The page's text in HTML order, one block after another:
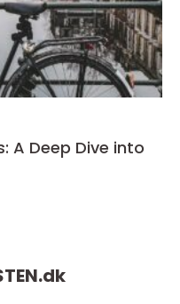
A Deep Dive into
dk